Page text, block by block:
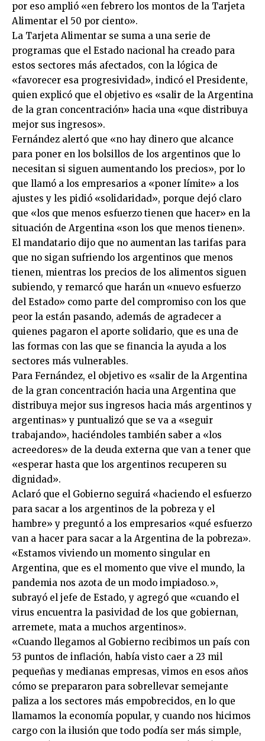
por eso amplió «en febrero los montos de la Tarjeta
Alimentar el 50 por ciento».
La Tarjeta Alimentar se suma a una serie de
programas que el Estado nacional ha creado para
estos sectores más afectados, con la lógica de
«favorecer esa progresividad», indicó el Presidente,
quien explicó que el objetivo es «salir de la Argentina
de la gran concentración» hacia una «que distribuya
mejor sus ingresos».
Fernández alertó que «no hay dinero que alcance
para poner en los bolsillos de los argentinos que lo
necesitan si siguen aumentando los precios», por lo
que llamó a los empresarios a «poner límite» a los
ajustes y les pidió «solidaridad», porque dejó claro
que «los que menos esfuerzo tienen que hacer» en la
situación de Argentina «son los que menos tienen».
El mandatario dijo que no aumentan las tarifas para
que no sigan sufriendo los argentinos que menos
tienen, mientras los precios de los alimentos siguen
subiendo, y remarcó que harán un «nuevo esfuerzo
del Estado» como parte del compromiso con los que
peor la están pasando, además de agradecer a
quienes pagaron el aporte solidario, que es una de
las formas con las que se financia la ayuda a los
sectores más vulnerables.
Para Fernández, el objetivo es «salir de la Argentina
de la gran concentración hacia una Argentina que
distribuya mejor sus ingresos hacia más argentinos y
argentinas» y puntualizó que se va a «seguir
trabajando», haciéndoles también saber a «los
acreedores» de la deuda externa que van a tener que
«esperar hasta que los argentinos recuperen su
dignidad».
Aclaró que el Gobierno seguirá «haciendo el esfuerzo
para sacar a los argentinos de la pobreza y el
hambre» y preguntó a los empresarios «qué esfuerzo
van a hacer para sacar a la Argentina de la pobreza».
«Estamos viviendo un momento singular en
Argentina, que es el momento que vive el mundo, la
pandemia nos azota de un modo impiadoso.»,
subrayó el jefe de Estado, y agregó que «cuando el
virus encuentra la pasividad de los que gobiernan,
arremete, mata a muchos argentinos».
«Cuando llegamos al Gobierno recibimos un país con
53 puntos de inflación, había visto caer a 23 mil
pequeñas y medianas empresas, vimos en esos años
cómo se prepararon para sobrellevar semejante
paliza a los sectores más empobrecidos, en lo que
llamamos la economía popular, y cuando nos hicimos
cargo con la ilusión que todo podía ser más simple,